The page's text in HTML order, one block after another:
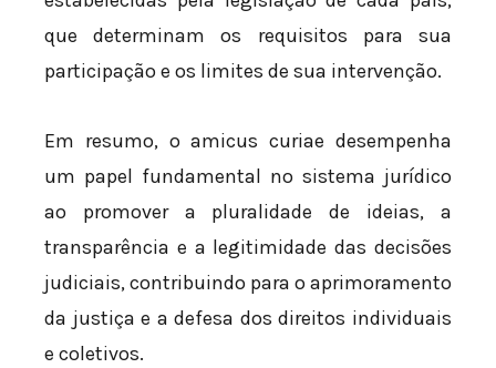
que determinam os requisitos para sua
participação e os limites de sua intervenção.
Em resumo, o amicus curiae desempenha
um papel fundamental no sistema jurídico
ao promover a pluralidade de ideias, a
transparência e a legitimidade das decisões
judiciais, contribuindo para o aprimoramento
da justiça e a defesa dos direitos individuais
e coletivos.